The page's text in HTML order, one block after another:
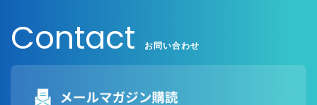
Contact お問い合わせ